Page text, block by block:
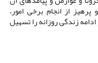
از انجام برخی امور،
زندگی روزانه را تسهیل